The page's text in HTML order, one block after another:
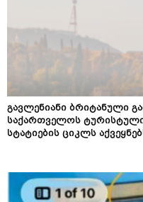
გავლენიანი ბრიტანული
საქართველოს
სტატიების ციკლს